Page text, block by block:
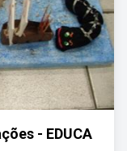
- EDUCA